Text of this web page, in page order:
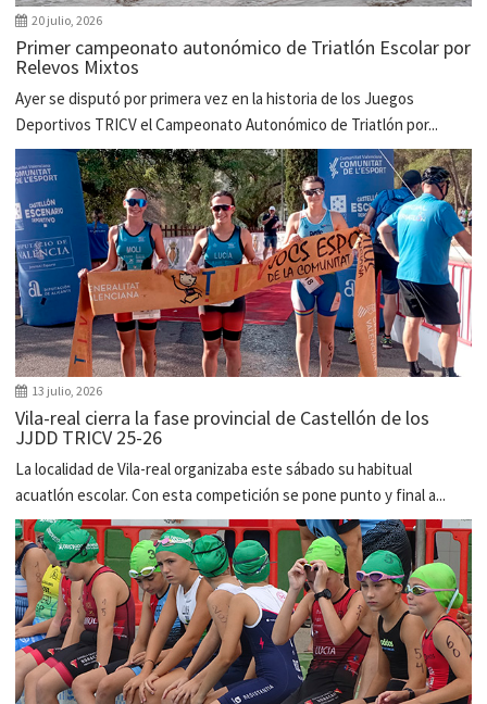
20 julio, 2026
Primer campeonato autonómico de Triatlón Escolar por
Relevos Mixtos
Ayer se disputó por primera vez en la historia de los Juegos
Deportivos TRICV el Campeonato Autonómico de Triatlón por...
13 julio, 2026
Vila-real cierra la fase provincial de Castellón de los
JJDD TRICV 25-26
La localidad de Vila-real organizaba este sábado su habitual
acuatlón escolar. Con esta competición se pone punto y final a...